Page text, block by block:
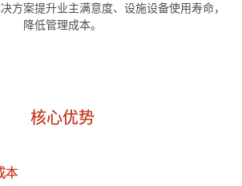
方案提升业主满意度、设施设备使用寿命，
降低管理成本。
核心优势
本